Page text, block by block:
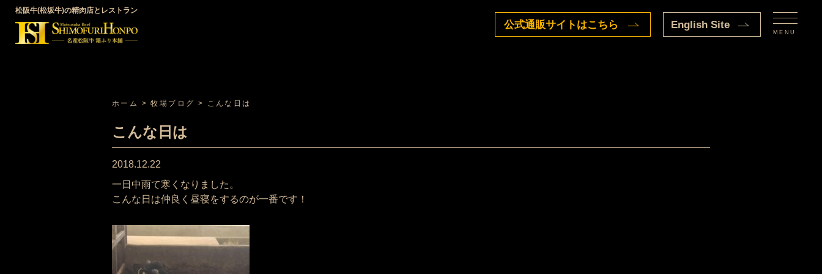
松阪牛(松坂牛)の精肉店とレストラン
公式通販サイトはこちら English Site
MENU
ホーム >牧場ブログ > こんな日は
こんな日は
2018.12.22
一日中雨て寒くなりました。
こんな日は仲良く昼寝をするのが一番です！